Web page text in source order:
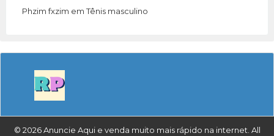
Phzim fxzim emTênis masculino
© 2026 Anuncie Aqui e venda muito mais rápido na internet. All